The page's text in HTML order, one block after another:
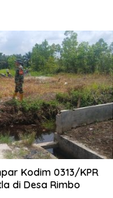
Kodim 0313/KPR
di Desa Rimbo